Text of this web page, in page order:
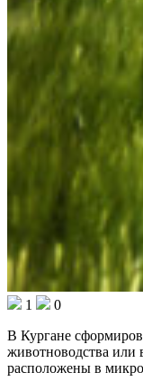
1
0
В Кургане
животноводства или
расположены в